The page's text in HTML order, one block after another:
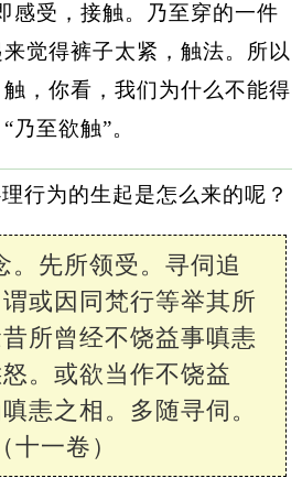
感受，接触。乃至穿的一件
觉得裤子太紧，触法。所以
，你看，我们为什么不能得
乃至欲触”。
行为的生起是怎么来的呢？
。先所领受。寻伺追
或因同梵行等举其所
所曾经不饶益事嗔恚
。或欲当作不饶益
恚之相。多随寻伺。
十一卷）